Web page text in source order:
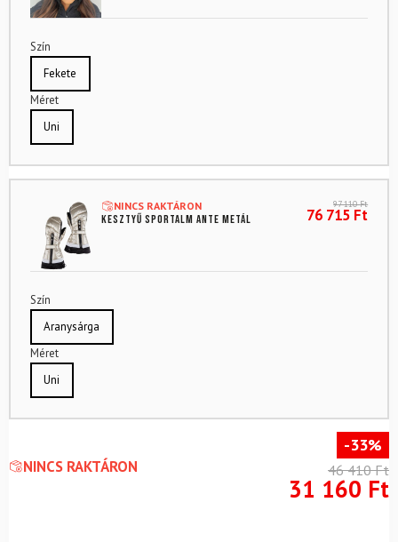
Szín
Fekete
Méret
Uni
NINCS RAKTÁRON
Kesztyű SPORTALM Ante metál
97 110Ft
76 715 Ft
Szín
Aranysárga
Méret
Uni
NINCS RAKTÁRON
-33%
46 410Ft
31 160 Ft